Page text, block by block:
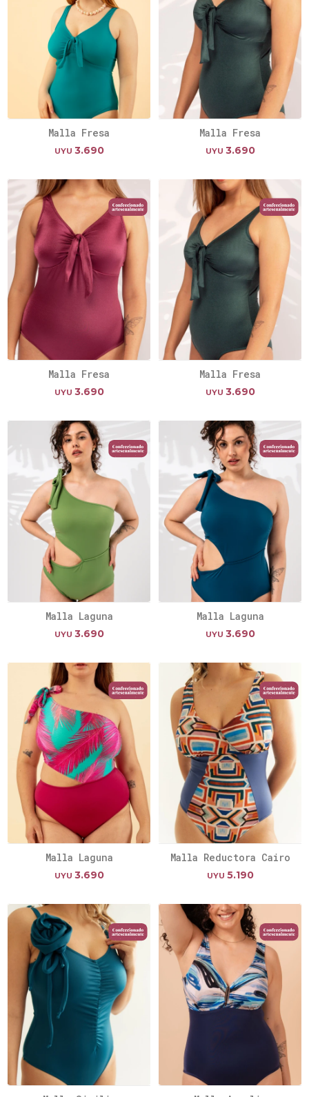
Malla Fresa
UYU 3.690
Malla Fresa
UYU 3.690
Malla Fresa
UYU 3.690
Malla Fresa
UYU 3.690
Malla Laguna
UYU 3.690
Malla Laguna
UYU 3.690
Malla Laguna
UYU 3.690
Malla Reductora Cairo
UYU 5.190